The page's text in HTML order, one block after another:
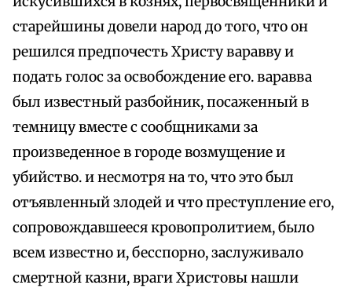
старейшины довели народ до того, что он
решился предпочесть Христу варавву и
подать голос за освобождение его. варавва
был известный разбойник, посаженный в
темницу вместе с сообщниками за
произведенное в городе возмущение и
убийство. и несмотря на то, что это был
отъявленный злодей и что преступление его,
сопровождавшееся кровопролитием, было
всем известно и, бесспорно, заслуживало
смертной казни, враги Христовы нашли